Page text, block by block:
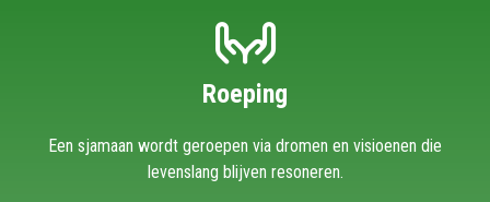
Roeping
Een sjamaan wordt geroepen via dromen en visioenen die
levenslang blijven resoneren.